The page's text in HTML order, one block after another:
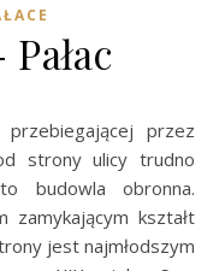
strony ulicy trudno
budowla obronna.
zamykającym kształt
jest najmłodszym